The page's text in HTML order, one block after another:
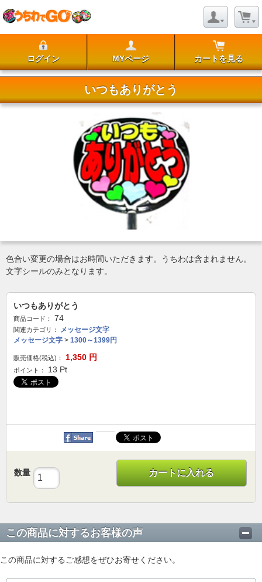
ログイン MYページ カートを見る
いつもありがとう
色合い変更の場合はお時間いただきます。うちわは含まれません。
文字シールのみとなります。
いつもありがとう
商品コード： 74
関連カテゴリ：
メッセージ文字
メッセージ文字 > 1300～1399円
販売価格(税込)： 1,350 円
ポイント： 13 Pt
数量 カートに入れる
この商品に対するお客様の声
この商品に対するご感想をぜひお寄せください。